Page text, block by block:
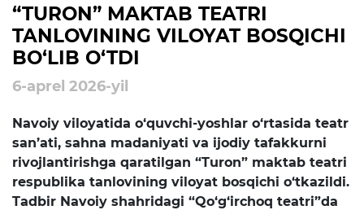
Kelajak markazi
Hisobotlar
Interaktiv xizmatlar
Elektron kundalik
1-sinfga qabul
Elektron shahodatnoma
“TURON” MAKTAB TEATRI
TANLOVINING VILOYAT BOSQICHI
BO‘LIB O‘TDI
6-aprel 2026-yil
Navoiy viloyatida o‘quvchi-yoshlar o‘rtasida teatr
san’ati, sahna madaniyati va ijodiy tafakkurni
rivojlantirishga qaratilgan “Turon” maktab teatri
respublika tanlovining viloyat bosqichi o‘tkazildi.
Tadbir Navoiy shahridagi “Qo‘g‘irchoq teatri”da